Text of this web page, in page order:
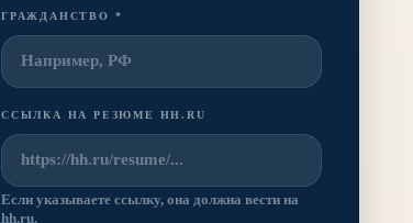
ГРАЖДАНСТВО *
ССЫЛКА НА РЕЗЮМЕ HH.RU
Если указываете ссылку, она должна вести на
hh.ru.